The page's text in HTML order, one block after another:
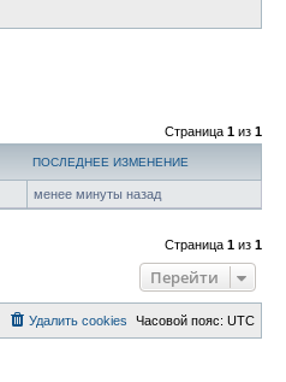
Страница 1 из 1
ПОСЛЕДНЕЕ ИЗМЕНЕНИЕ
менее минуты назад
Страница 1 из 1
Перейти
Часовой пояс: UTC
Удалить cookies